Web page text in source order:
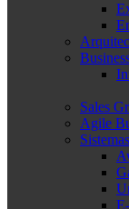
Sales
Agile